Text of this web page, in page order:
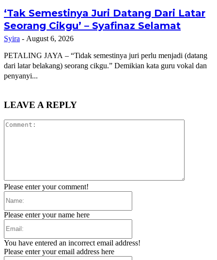
‘Tak Semestinya Juri Datang Dari Latar
Seorang Cikgu’ – Syafinaz Selamat
Syira - August 6, 2026
PETALING JAYA – “Tidak semestinya juri perlu menjadi (datang
dari latar belakang) seorang cikgu.” Demikian kata guru vokal dan
penyanyi...
LEAVE A REPLY
Please enter your comment!
Please enter your name here
You have entered an incorrect email address!
Please enter your email address here